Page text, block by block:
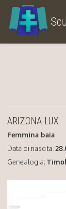
ARIZONA LUX
Femmina baia
Data di nascita:
Genealogia: